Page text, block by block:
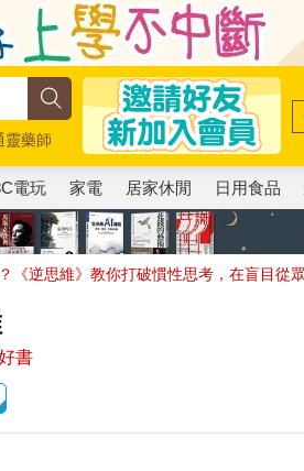
靈藥師
電玩 家電 居家休閒 日用食品
《逆思維》教你打破慣性思考，在盲目從
書